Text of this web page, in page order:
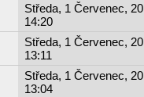
Středa, 1 Červenec,
14:20
Středa, 1 Červenec,
13:11
Středa, 1 Červenec,
13:04